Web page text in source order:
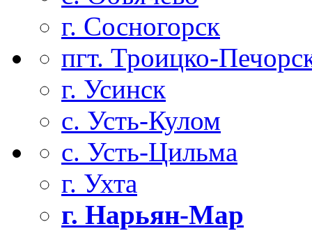
г. Сосногорск
пгт. Троицко-
г. Усинск
с. Усть-Кулом
с. Усть-Цильма
г. Ухта
г. Нарьян-Мар